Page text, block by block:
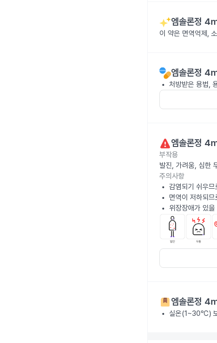
엠솔론정
이 약은 면역억제,
엠솔론정
처방받은 용법,
엠솔론정
부작용
발진, 가려움, 심한
주의사항
감염되기 쉬우
면역이 저하되
위장장애가 있
엠솔론정
실온(1~30℃)